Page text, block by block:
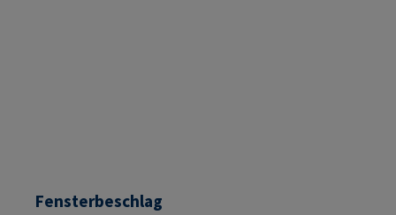
Fensterbeschlag